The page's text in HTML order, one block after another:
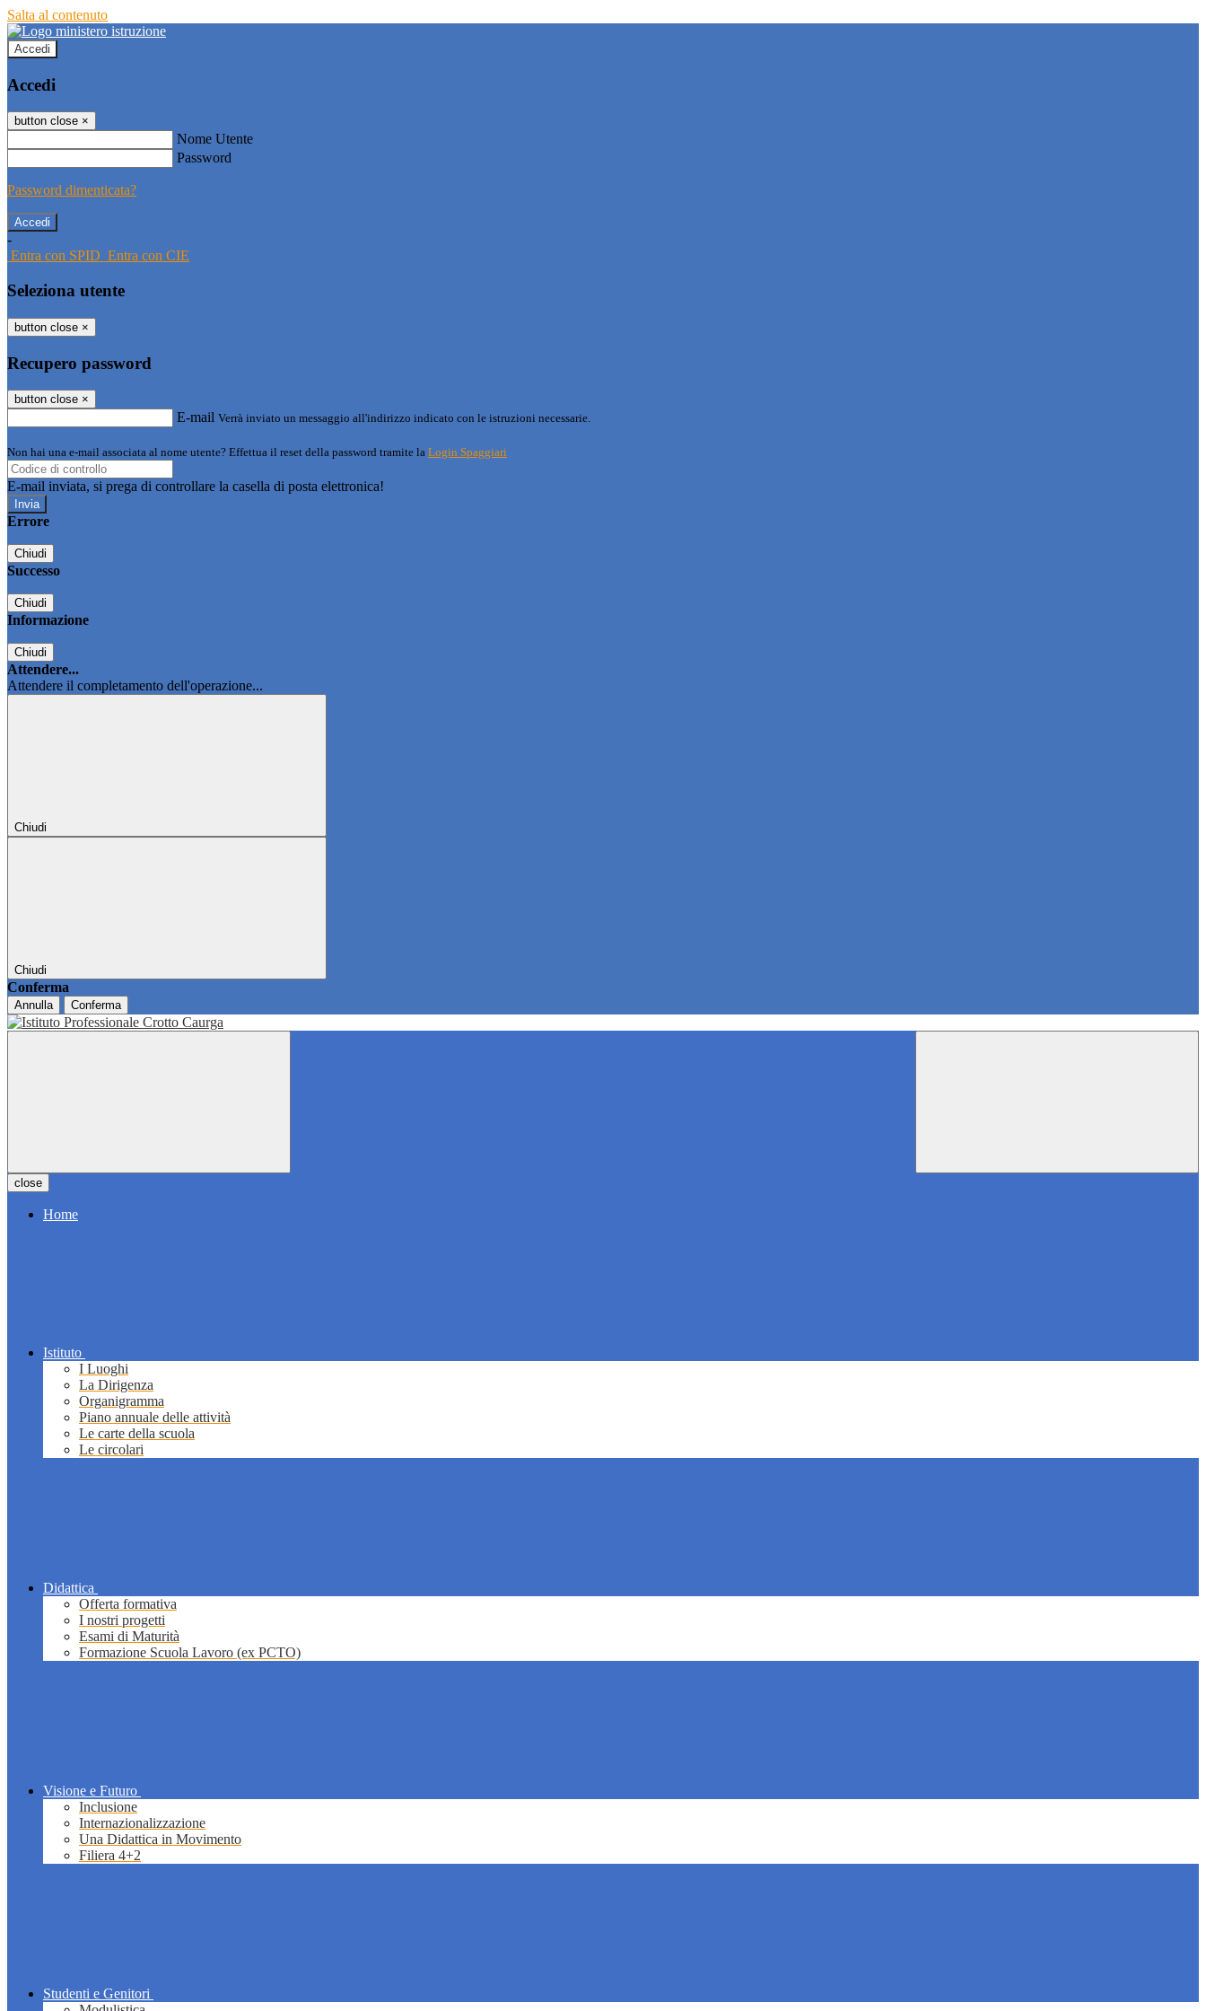
Salta al contenuto
Accedi
Accedi
button close ×
Nome Utente
Password
Password dimenticata?
-
Entra con SPID Entra con CIE
Seleziona utente
button close ×
Recupero password
button close ×
E-mail Verrà inviato un messaggio all'indirizzo indicato con le istruzioni necessarie.
Non hai una e-mail associata al nome utente? Effettua il reset della password tramite la Login Spaggiari
E-mail inviata, si prega di controllare la casella di posta elettronica!
Errore
Chiudi
Successo
Chiudi
Informazione
Chiudi
Attendere...
Attendere il completamento dell'operazione...
Chiudi
Chiudi
Conferma
Annulla Conferma
close
Home
Istituto
I Luoghi
La Dirigenza
Organigramma
Piano annuale delle attività
Le carte della scuola
Le circolari
Didattica
Offerta formativa
I nostri progetti
Esami di Maturità
Formazione Scuola Lavoro (ex PCTO)
Visione e Futuro
Inclusione
Internazionalizzazione
Una Didattica in Movimento
Filiera 4+2
Studenti e Genitori